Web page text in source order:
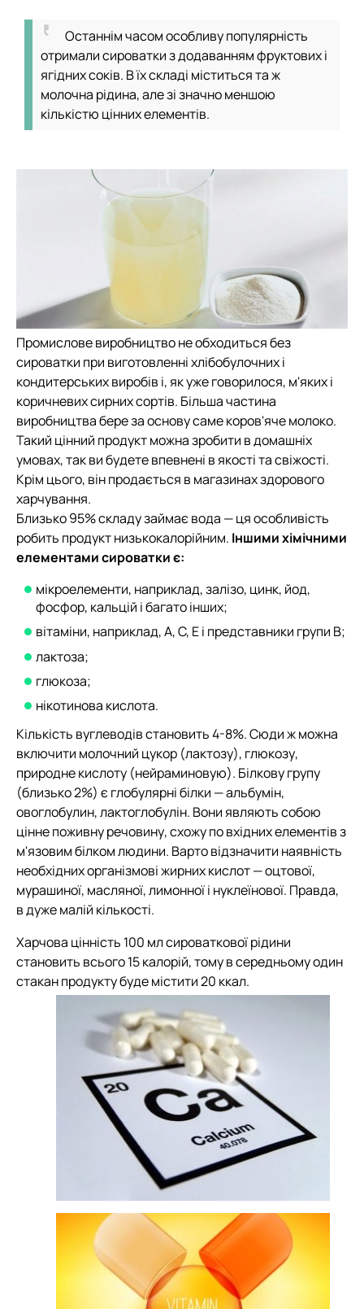
Останнім часом особливу популярність
отримали сироватки з додаванням фруктових і
ягідних соків. В їх складі міститься та ж
молочна рідина, але зі значно меншою
кількістю цінних елементів.
Промислове виробництво не обходиться без
сироватки при виготовленні хлібобулочних і
кондитерських виробів і, як уже говорилося, м'яких і
коричневих сирних сортів. Більша частина
виробництва бере за основу саме коров'яче молоко.
Такий цінний продукт можна зробити в домашніх
умовах, так ви будете впевнені в якості та свіжості.
Крім цього, він продається в магазинах здорового
харчування.
Близько 95% складу займає вода — ця особливість
робить продукт низькокалорійним. Іншими хімічними
елементами сироватки є:
мікроелементи, наприклад, залізо, цинк, йод,
фосфор, кальцій і багато інших;
вітаміни, наприклад, A, C, E і представники групи B;
лактоза;
глюкоза;
нікотинова кислота.
Кількість вуглеводів становить 4-8%. Сюди ж можна
включити молочний цукор (лактозу), глюкозу,
природне кислоту (нейраминовую). Білкову групу
(близько 2%) є глобулярні білки — альбумін,
овоглобулин, лактоглобулін. Вони являють собою
цінне поживну речовину, схожу по вхідних елементів з
м'язовим білком людини. Варто відзначити наявність
необхідних організмові жирних кислот — оцтової,
мурашиної, масляної, лимонної і нуклеїнової. Правда,
в дуже малій кількості.
Харчова цінність 100 мл сироваткової рідини
становить всього 15 калорій, тому в середньому один
стакан продукту буде містити 20 ккал.